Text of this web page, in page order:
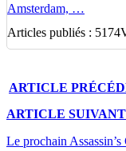
Amsterdam, …
Articles publiés : 5174
ARTICLE
ARTICLE SUIVANT
Le prochain